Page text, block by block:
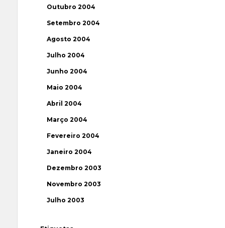
Outubro 2004
Setembro 2004
Agosto 2004
Julho 2004
Junho 2004
Maio 2004
Abril 2004
Março 2004
Fevereiro 2004
Janeiro 2004
Dezembro 2003
Novembro 2003
Julho 2003